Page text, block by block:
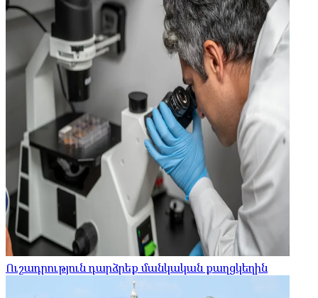
Ուշադրություն դարձրեք մանկական քաղցկեղին